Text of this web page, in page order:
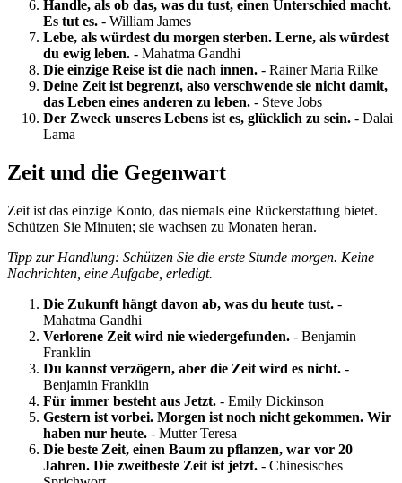
Handle, als ob das, was du tust, einen Unterschied macht.
Es tut es. - William James
Lebe, als würdest du morgen sterben. Lerne, als würdest
du ewig leben. - Mahatma Gandhi
Die einzige Reise ist die nach innen. - Rainer Maria Rilke
Deine Zeit ist begrenzt, also verschwende sie nicht damit,
das Leben eines anderen zu leben. - Steve Jobs
Der Zweck unseres Lebens ist es, glücklich zu sein. - Dalai
Lama
Zeit und die Gegenwart
Zeit ist das einzige Konto, das niemals eine Rückerstattung bietet.
Schützen Sie Minuten; sie wachsen zu Monaten heran.
Tipp zur Handlung: Schützen Sie die erste Stunde morgen. Keine
Nachrichten, eine Aufgabe, erledigt.
Die Zukunft hängt davon ab, was du heute tust. -
Mahatma Gandhi
Verlorene Zeit wird nie wiedergefunden. - Benjamin
Franklin
Du kannst verzögern, aber die Zeit wird es nicht. -
Benjamin Franklin
Für immer besteht aus Jetzt. - Emily Dickinson
Gestern ist vorbei. Morgen ist noch nicht gekommen. Wir
haben nur heute. - Mutter Teresa
Die beste Zeit, einen Baum zu pflanzen, war vor 20
Jahren. Die zweitbeste Zeit ist jetzt. - Chinesisches